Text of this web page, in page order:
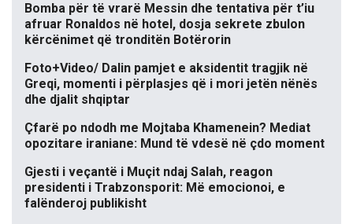
Bomba për të vrarë Messin dhe tentativa për t’iu
afruar Ronaldos në hotel, dosja sekrete zbulon
kërcënimet që tronditën Botërorin
Foto+Video/ Dalin pamjet e aksidentit tragjik në
Greqi, momenti i përplasjes që i mori jetën nënës
dhe djalit shqiptar
Çfarë po ndodh me Mojtaba Khamenein? Mediat
opozitare iraniane: Mund të vdesë në çdo moment
Gjesti i veçantë i Muçit ndaj Salah, reagon
presidenti i Trabzonsporit: Më emocionoi, e
falënderoj publikisht